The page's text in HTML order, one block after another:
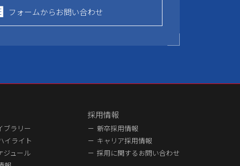
フォームからお問い合わせ
ブラリー
イライト
ジュール
採用情報
新卒採用情報
キャリア採用情報
採用に関するお問い合わせ